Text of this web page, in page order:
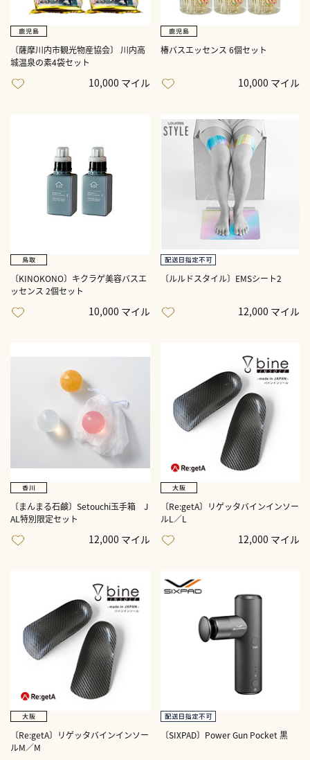
〔薩摩川内市観光物産協会〕 川内高
城温泉の素4袋セット
10,000 マイル
椿バスエッセンス 6個セット
10,000 マイル
〔KINOKONO〕キクラゲ美容バスエ
ッセンス 2個セット
10,000 マイル
〔ルルドスタイル〕EMSシート2
12,000 マイル
〔まんまる石鹸〕Setouchi玉手箱 J
AL特別限定セット
12,000 マイル
〔Re:getA〕リゲッタバインインソー
ルL／L
12,000 マイル
〔Re:getA〕リゲッタバインインソー
ルM／M
〔SIXPAD〕Power Gun Pocket 黒